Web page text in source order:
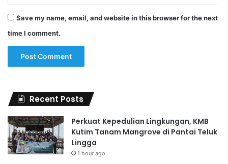
Save my name, email, and website in this browser for the next
time I comment.
Recent Posts
Perkuat Kepedulian Lingkungan, KMB
Kutim Tanam Mangrove di Pantai Teluk
Lingga
1 hour ago